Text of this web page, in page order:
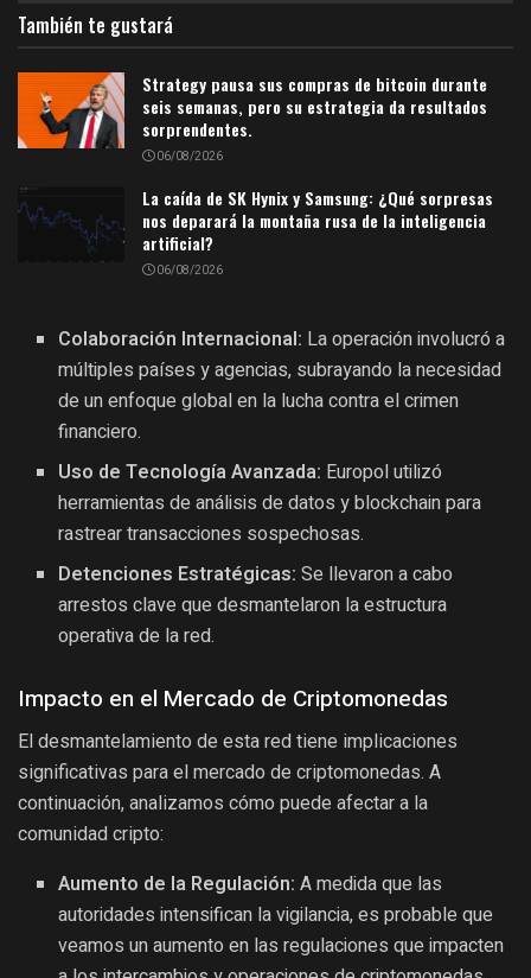
También te gustará
Strategy pausa sus compras de bitcoin durante
seis semanas, pero su estrategia da resultados
sorprendentes.
06/08/2026
La caída de SK Hynix y Samsung: ¿Qué sorpresas
nos deparará la montaña rusa de la inteligencia
artificial?
06/08/2026
Colaboración Internacional: La operación involucró a
múltiples países y agencias, subrayando la necesidad
de un enfoque global en la lucha contra el crimen
financiero.
Uso de Tecnología Avanzada: Europol utilizó
herramientas de análisis de datos y blockchain para
rastrear transacciones sospechosas.
Detenciones Estratégicas: Se llevaron a cabo
arrestos clave que desmantelaron la estructura
operativa de la red.
Impacto en el Mercado de Criptomonedas
El desmantelamiento de esta red tiene implicaciones
significativas para el mercado de criptomonedas. A
continuación, analizamos cómo puede afectar a la
comunidad cripto:
Aumento de la Regulación: A medida que las
autoridades intensifican la vigilancia, es probable que
veamos un aumento en las regulaciones que impacten